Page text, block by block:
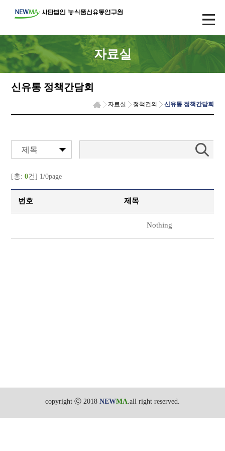
자료실
신유통 정책간담회
자료실 정책건의 신유통 정책간담회
제목
[총:0건] 1/0page
번호 제목
Nothing
copyright ⓒ 2018 NEWMA.all right reserved.